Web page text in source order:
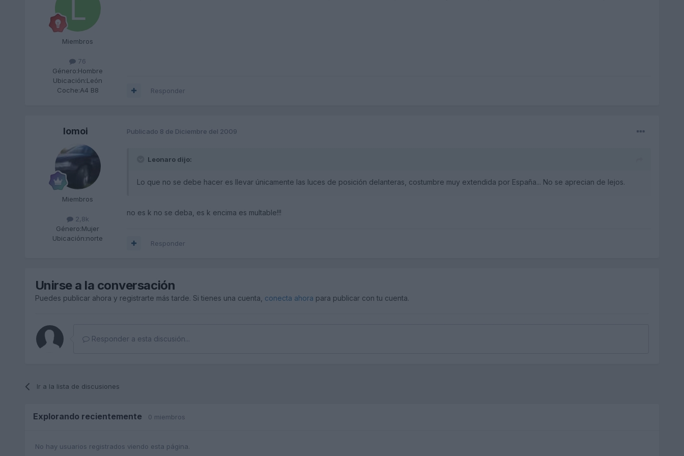
Miembros
76
Género:Hombre
Ubicación:León
Coche:A4 B8 Responder
lomoi
Miembros
2,8k
Género:Mujer
Ubicación:norte
Publicado 8 de Diciembre del 2009
Leonaro dijo:
Lo que no se debe hacer es llevar únicamente las luces de posición delanteras, costumbre muy extendida por España... No se aprecian de lejos.
no es k no se deba, es k encima es multable!!!
Responder
Unirse a la conversación
Puedes publicar ahora y registrarte más tarde. Si tienes una cuenta, conecta ahora para publicar con tu cuenta.
Responder a esta discusión...
Ir a la lista de discusiones
Explorando recientemente 0 miembros
No hay usuarios registrados viendo esta página.